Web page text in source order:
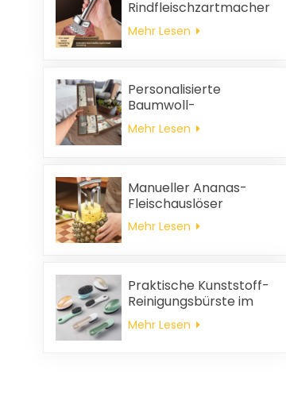
Rindfleischzartmacher
Mehr Lesen
Personalisierte
Baumwoll-
Hochzeitsgeschenke
und
Servietten und
Putzlappen-
Mehr Lesen
Manueller Ananas-
Fleischauslöser
Mehr Lesen
Praktische Kunststoff-
Reinigungsbürste im
Großhandel
Mehr Lesen